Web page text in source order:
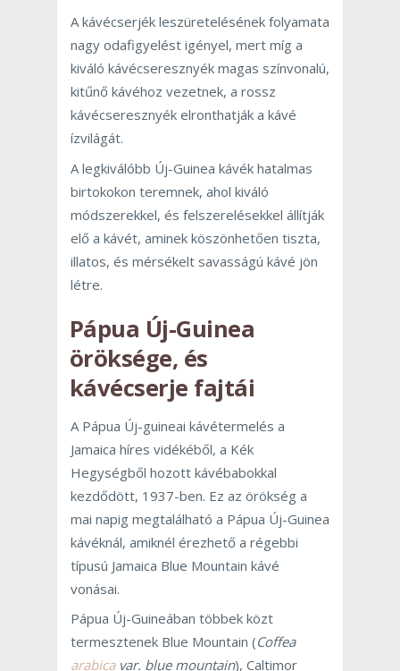
A kávécserjék leszüretelésének folyamata
nagy odafigyelést igényel, mert míg a
kiváló kávécseresznyék magas színvonalú,
kitűnő kávéhoz vezetnek, a rossz
kávécseresznyék elronthatják a kávé
ízvilágát.
A legkiválóbb Új-Guinea kávék hatalmas
birtokokon teremnek, ahol kiváló
módszerekkel, és felszerelésekkel állítják
elő a kávét, aminek köszönhetően tiszta,
illatos, és mérsékelt savasságú kávé jön
létre.
Pápua Új-Guinea
öröksége, és
kávécserje fajtái
A Pápua Új-guineai kávétermelés a
Jamaica híres vidékéből, a Kék
Hegységből hozott kávébabokkal
kezdődött, 1937-ben. Ez az örökség a
mai napig megtalálható a Pápua Új-Guinea
kávéknál, amiknél érezhető a régebbi
típusú Jamaica Blue Mountain kávé
vonásai.
Pápua Új-Guineában többek közt
termesztenek Blue Mountain (Coffea
arabicavar. blue mountain), Caltimor